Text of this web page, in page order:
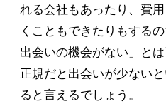
れる会社もあったり、費
くこともできたりもする
出会いの機会がない」と
正規だと出会いが少ない
ると言えるでしょう。